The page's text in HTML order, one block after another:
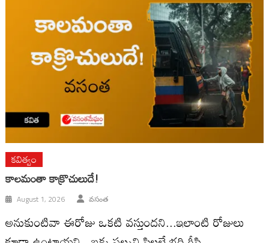
కవిత్వం
కాలమంతా కాక్రొచులుదే!
August 1, 2026 వసంత
అనుకుంటివా ఈరోజు ఒకటి వస్తుందని...ఇలాంటి రోజులు